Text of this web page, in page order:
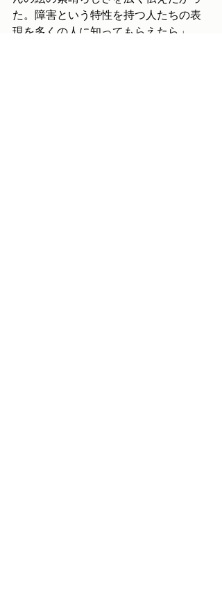
た。障害という特性を持つ人たちの表
現を多くの人に知ってもらえたら」。